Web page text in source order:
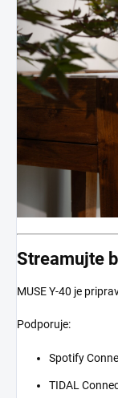
Streamujte
MUSE Y-40 je
Podporuje:
Spotify
TIDAL